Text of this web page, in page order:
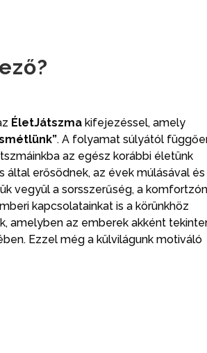
ÉletJátszma kifejezéssel, amely
. A folyamat súlyától
az egész korábbi életünk
által erősödnek, az évek múlásával és
vegyül a sorsszerűség, a
kapcsolatainkat is a körünkhöz
amelyben az emberek akként
Ezzel még a külvilágunk motiváló